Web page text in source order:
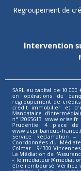
Regroupement de
Intervention
SARL au capital de
en opérations de
regroupement de
crédit immobilier et
Mandataire
n°12065613
Prudentiel 4 place de
www.acpr.banque-
Service Réclamation –
Coordonnées du
Colmar - 94300
La Médiation de
-
être remboursé. Vérifiez